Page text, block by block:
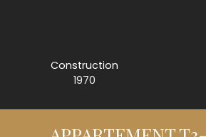
Construction
1970